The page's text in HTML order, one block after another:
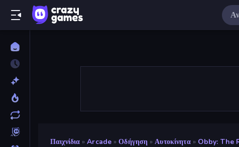
Παιχνίδια » Arcade » Οδήγηση » Αυτοκίνητα » Obby: The